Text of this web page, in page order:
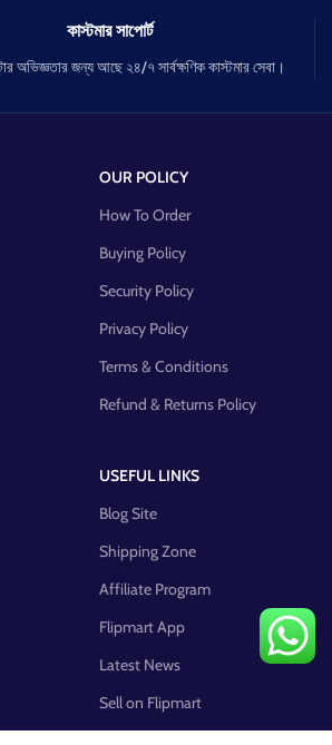
কাস্টমার সাপোর্ট
অভিজ্ঞতার জন্য আছে ২৪/৭ সার্বক্ষণিক কাস্টমার সেবা।
OUR POLICY
How To Order
Buying Policy
Security Policy
Privacy Policy
Terms & Conditions
Refund & Returns Policy
USEFUL LINKS
Blog Site
Shipping Zone
Affiliate Program
Flipmart App
Latest News
Sell on Flipmart